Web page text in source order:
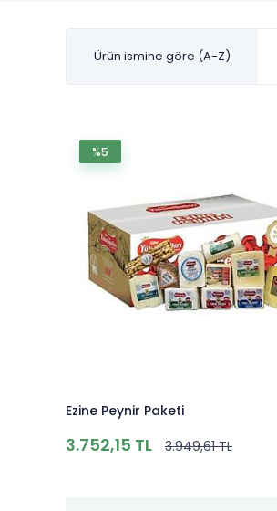
Ürün ismine göre (A-Z)
Ezine Peynir Paketi
3.752,15 TL 3.949,61 TL
%5